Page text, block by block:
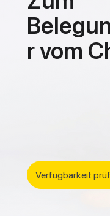
r vom
Verfügbarkeit